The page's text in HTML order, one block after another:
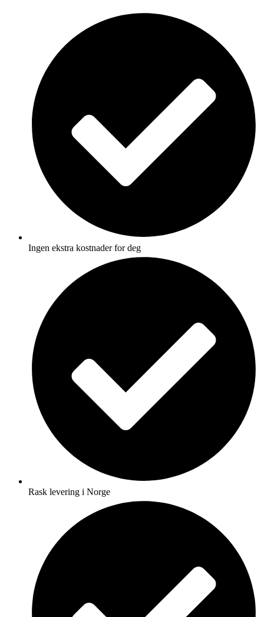
Ingen ekstra kostnader for deg
Rask levering i Norge